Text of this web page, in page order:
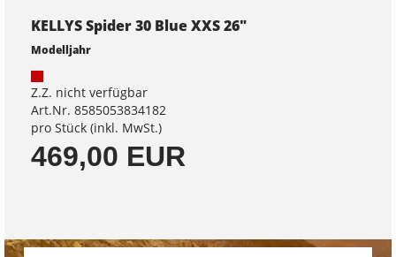
KELLYS Spider 30 Blue XXS 26"
Modelljahr
Z.Z. nicht verfügbar
Art.Nr. 8585053834182
pro Stück (inkl. MwSt.)
469,00 EUR